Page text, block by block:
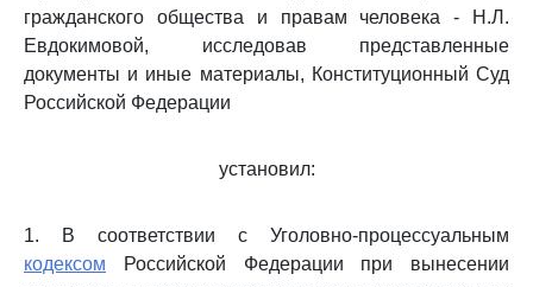
гражданского общества и правам человека - Н.Л.
Евдокимовой, исследовав представленные
документы и иные материалы, Конституционный Суд
Российской Федерации
установил:
1. В соответствии с Уголовно-процессуальным
кодексом Российской Федерации при вынесении